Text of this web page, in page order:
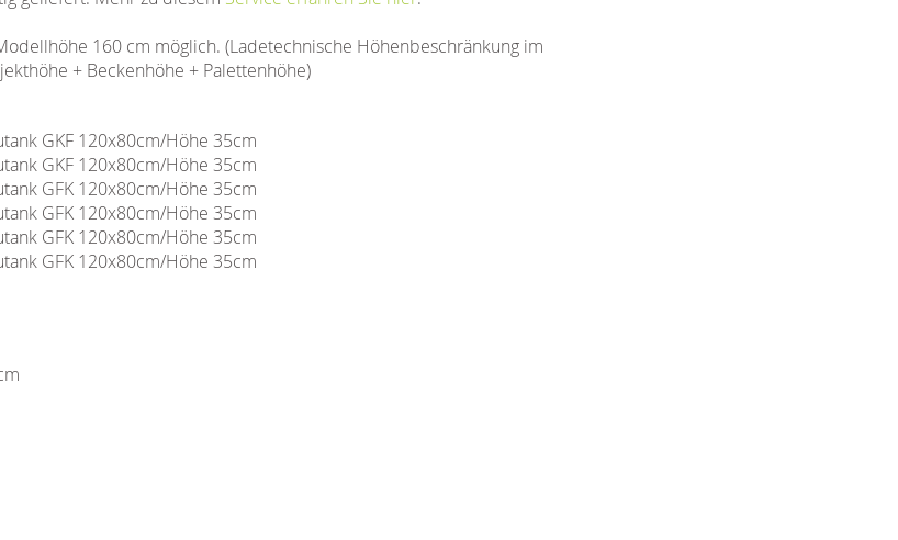
160 cm möglich. (Ladetechnische Höhenbeschränkung im
+ Beckenhöhe + Palettenhöhe)
GKF 120x80cm/Höhe 35cm
GKF 120x80cm/Höhe 35cm
GFK 120x80cm/Höhe 35cm
GFK 120x80cm/Höhe 35cm
GFK 120x80cm/Höhe 35cm
GFK 120x80cm/Höhe 35cm